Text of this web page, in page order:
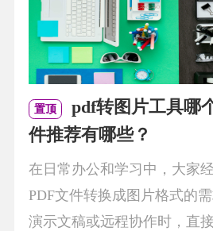
置顶
pdf转图片工具哪
件推荐有哪些？
在日常办公和学习中，大家
PDF文件转换成图片格式的
演示文稿或远程协作时，直